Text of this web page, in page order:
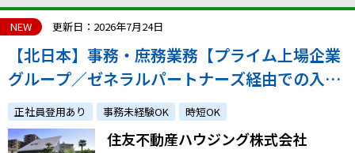
NEW 更新日：2026年7月24日
【北日本】事務・庶務業務【プライム上場企業
グループ／ゼネラルパートナーズ経由での入社
実績多数／事務未経験の方も歓迎！特別なスキ
ルは不要！！】
正社員登用あり 事務未経験OK 時短OK
住友不動産ハウジング株式会社